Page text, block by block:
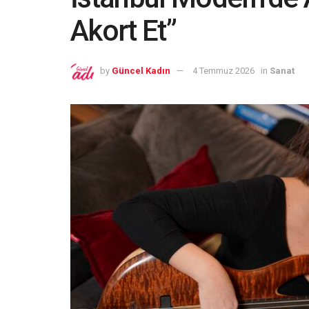
Akort Et”
by Güncel Kadın 4 Temmuz 2026 in Sanat